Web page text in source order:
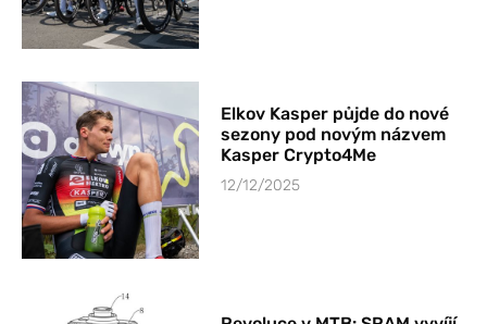
Elkov Kasper půjde do nové
sezony pod novým názvem
Kasper Crypto4Me
12/12/2025